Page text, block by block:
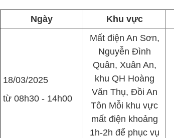
Ngày Khu vực
18/03/2025
từ 08h30 - 14h00
Mất điện An Sơn,
Nguyễn Đình
Quân, Xuân An,
khu QH Hoàng
Văn Thụ, Đồi An
Tôn Mỗi khu vực
mất điện khoảng
1h-2h để phục vụ